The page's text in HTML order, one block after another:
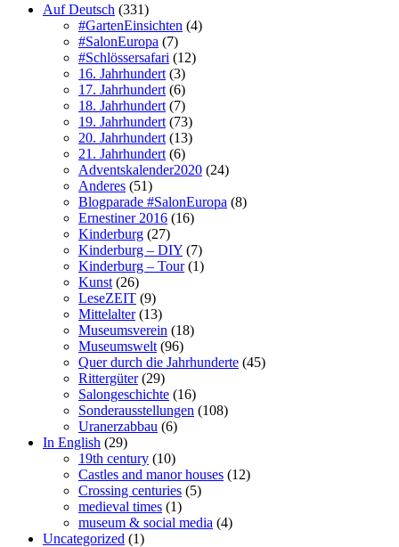
Auf Deutsch (331)
#GartenEinsichten (4)
#SalonEuropa (7)
#Schlössersafari (12)
16. Jahrhundert (3)
17. Jahrhundert (6)
18. Jahrhundert (7)
19. Jahrhundert (73)
20. Jahrhundert (13)
21. Jahrhundert (6)
Adventskalender2020 (24)
Anderes (51)
Blogparade #SalonEuropa (8)
Ernestiner 2016 (16)
Kinderburg (27)
Kinderburg – DIY (7)
Kinderburg – Tour(1)
Kunst (26)
LeseZEIT (9)
Mittelalter(13)
Museumsverein (18)
Museumswelt (96)
Quer durch die Jahrhunderte (45)
Rittergüter(29)
Salongeschichte (16)
Sonderausstellungen (108)
Uranerzabbau (6)
In English (29)
19th century (10)
Castles and manor houses (12)
Crossing centuries (5)
medieval times (1)
museum & social media (4)
Uncategorized (1)